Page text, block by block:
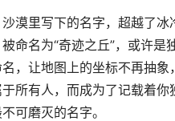
漠里写下的名字，超越了
命名为“奇迹之丘”，或许
，让地图上的坐标不再抽
所有人，而成为了记载着
可磨灭的名字。